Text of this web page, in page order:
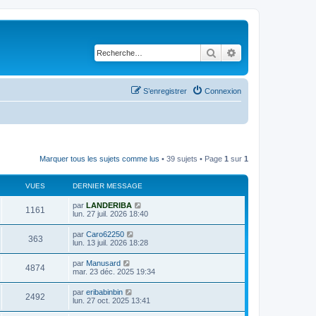
Rechercher
Connexion
S’enregistrer
Marquer tous les sujets comme lus • 39 sujets • Page 1 sur 1
VUES DERNIER MESSAGE
1161
u
D
e
i
e
r
m
e
s
s
a
g
e
par LANDERIBA
lun. 27 juil. 2026 18:40
363V
u
s
D
e
i
e
r
m
e
s
par Caro62250
lun. 13 juil. 2026 18:28
4874V
u
D
e
i
e
r
par Manusard
mar. 23 déc. 2025 19:34
2492
D
e
par eribabinbin
lun. 27 oct. 2025 13:41